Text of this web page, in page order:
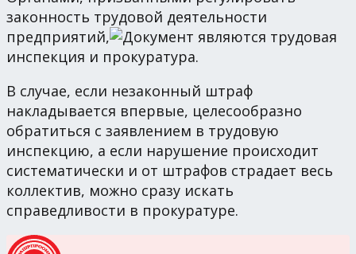
законность трудовой деятельности
предприятий,
являются трудовая
инспекция и прокуратура.
В случае, если незаконный штраф
накладывается впервые, целесообразно
обратиться с заявлением в трудовую
инспекцию, а если нарушение происходит
систематически и от штрафов страдает весь
коллектив, можно сразу искать
справедливости в прокуратуре.